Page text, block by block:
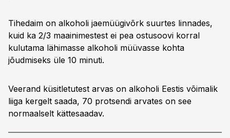
Tihedaim on alkoholi jaemüügivõrk suurtes linnades,
kuid ka 2/3 maainimestest ei pea ostusoovi korral
kulutama lähimasse alkoholi müüvasse kohta
jõudmiseks üle 10 minuti.
Veerand küsitletutest arvas on alkoholi Eestis võimalik
liiga kergelt saada, 70 protsendi arvates on see
normaalselt kättesaadav.